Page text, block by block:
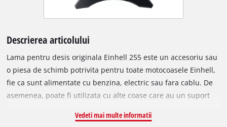
Descrierea articolului
Lama pentru desis originala Einhell 255 este un accesoriu sau
o piesa de schimb potrivita pentru toate motocoasele Einhell,
fie ca sunt alimentate cu benzina, electric sau fara cablu. De
asemenea, poate fi utilizata cu alte coase care au un suport
metalica de 2,5 mm grosime, cu 3 dinti ascutiti, este ideala
Vedeti mai multe informatii